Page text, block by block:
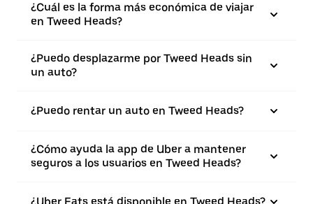
¿Cuál es la forma más económica de viajar
en Tweed Heads?
¿Puedo desplazarme por Tweed Heads sin
un auto?
¿Puedo rentar un auto en Tweed Heads?
¿Cómo ayuda la app de Uber a mantener
seguros a los usuarios en Tweed Heads?